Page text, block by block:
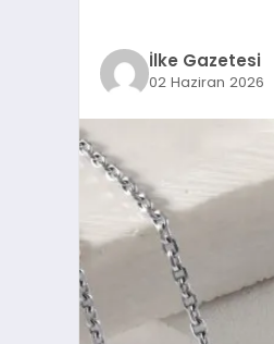
İlke Gazetesi
02 Haziran 2026